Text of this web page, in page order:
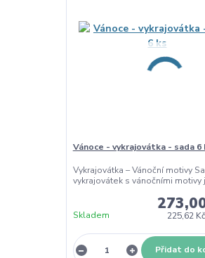
Vánoce - vykrajovátka - sada 6
Vykrajovátka – Vánoční motivy
vykrajovátek s vánočními motivy
225,62 Kč
Skladem
Přidat do